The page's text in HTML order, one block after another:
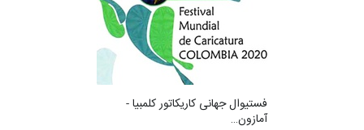
فستیوال جهانی کاریکاتور کلمبیا -
آمازون…